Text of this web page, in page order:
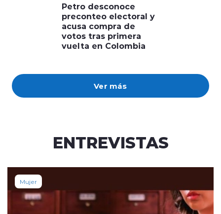
Ver más
Petro desconoce
preconteo electoral y
acusa compra de
votos tras primera
vuelta en Colombia
ENTREVISTAS
Mujer